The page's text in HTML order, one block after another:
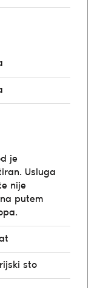
je
Usluga
nije
putem
sto